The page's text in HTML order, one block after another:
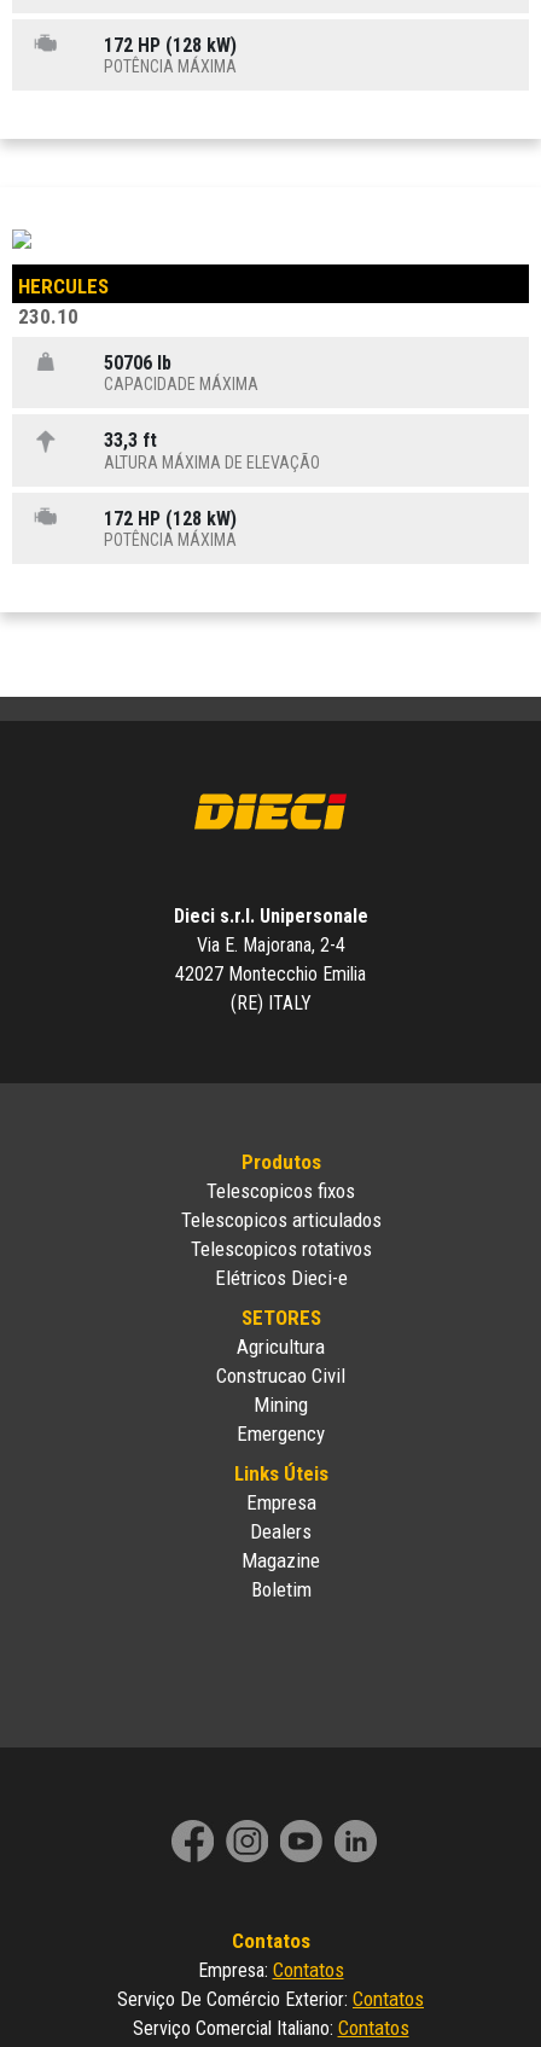
172 HP (128 kW)
POTÊNCIA MÁXIMA
HERCULES
230.10
50706 lb
CAPACIDADE MÁXIMA
33,3 ft
ALTURA MÁXIMA DE ELEVAÇÃO
172 HP (128 kW)
POTÊNCIA MÁXIMA
Dieci s.r.l. Unipersonale
Via E. Majorana, 2-4
42027 Montecchio Emilia
(RE) ITALY
Produtos
Telescopicos fixos
Telescopicos articulados
Telescopicos rotativos
Elétricos Dieci-e
SETORES
Agricultura
Construcao Civil
Mining
Emergency
Links Úteis
Empresa
Dealers
Magazine
Boletim
Contatos
Empresa: Contatos
Serviço De Comércio Exterior: Contatos
Serviço Comercial Italiano: Contatos